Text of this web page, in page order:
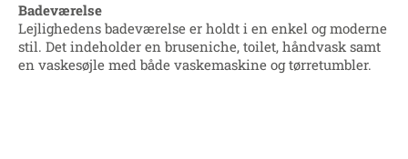
Badeværelse
Lejlighedens badeværelse er holdt i en enkel og moderne
stil. Det indeholder en bruseniche, toilet, håndvask samt
en vaskesøjle med både vaskemaskine og tørretumbler.